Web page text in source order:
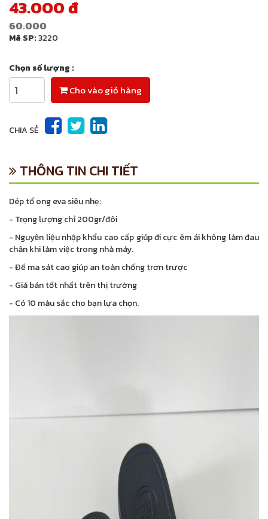
43.000 đ
60.000
Mã SP:3220
Chọn số lượng :
Cho vào giỏ hàng
CHIA SẺ
THÔNG TIN CHI TIẾT
Dép tổ ong eva siêu nhẹ:
- Trọng lượng chỉ 200gr/đôi
- Nguyên liệu nhập khẩu cao cấp giúp đi cực êm ái không làm đau
chân khi làm việc trong nhà máy.
- Đế ma sát cao giúp an toàn chống trơn trược
- Giá bán tốt nhất trên thị trường
- Có 10 màu sắc cho bạn lựa chọn.